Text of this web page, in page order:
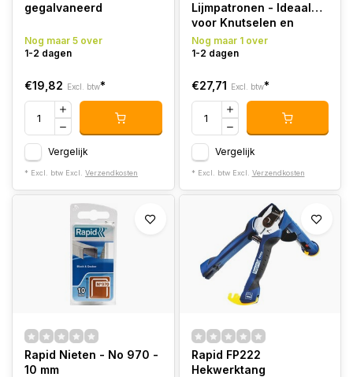
gegalvaneerd
Nog maar 5 over
1-2 dagen
€19,82 Excl. btw*
Vergelijk
* Excl. btw Excl. Verzendkosten
Lijmpatronen - Ideaal
voor Knutselen en
Decoreren
Nog maar 1 over
1-2 dagen
€27,71 Excl. btw*
Vergelijk
* Excl. btw Excl. Verzendkosten
Rapid Nieten - No 970 -
10 mm
Rapid FP222
Hekwerktang